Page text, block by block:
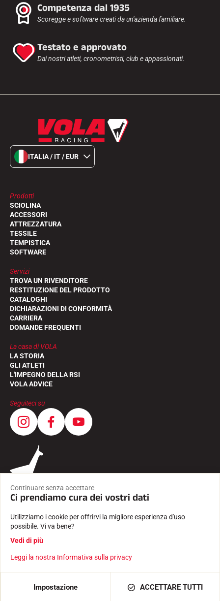
AGGIUNGI AL CARRELLO 190,00 €
Competenza dal 1935
Scoregge e software creati da un'azienda familiare.
Testato e approvato
Dai nostri atleti, cronometristi, club e appassionati.
ITALIA / IT / EUR
Prodotti
SCIOLINA
ACCESSORI
ATTREZZATURA
TESSILE
TEMPISTICA
SOFTWARE
Servizi
TROVA UN RIVENDITORE
RESTITUZIONE DEL PRODOTTO
CATALOGHI
DICHIARAZIONI DI CONFORMITÀ
CARRIERA
DOMANDE FREQUENTI
La casa di VOLA
LA STORIA
GLI ATLETI
L'IMPEGNO DELLA RSI
VOLA ADVICE
Seguiteci su
INFORMAZIONI LEGALI
INFORMATIVA SULLA PRIVACY
Creato con passione da Pure illusion
Continuare senza accettare
Ci prendiamo cura dei vostri dati
Utilizziamo i cookie per offrirvi la migliore esperienza d'uso
possibile. Vi va bene?
Vedi di più
Leggi la nostra Informativa sulla privacy
Impostazione ACCETTARE TUTTI